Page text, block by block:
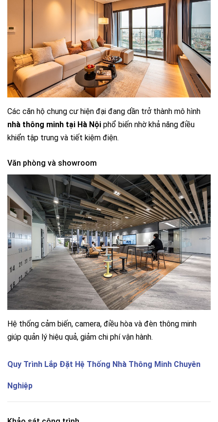
Các căn hộ chung cư hiện đại đang dần trở thành mô hình
nhà thông minh tại Hà Nội phổ biến nhờ khả năng điều
khiển tập trung và tiết kiệm điện.
Văn phòng và showroom
Hệ thống cảm biến, camera, điều hòa và đèn thông minh
giúp quản lý hiệu quả, giảm chi phí vận hành.
Quy Trình Lắp Đặt Hệ Thống Nhà Thông Minh Chuyên
Nghiệp